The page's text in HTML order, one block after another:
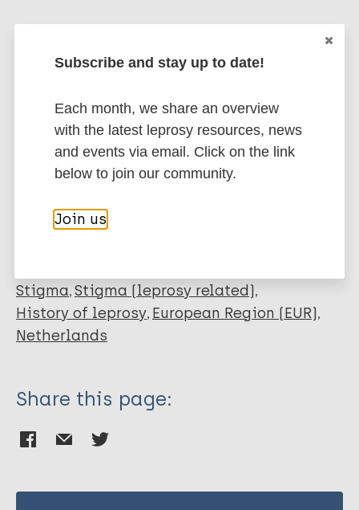
Publication
More publications on:
Leprosy (Hansen disease)
Stigma Stigma (leprosy related)
History of leprosy European Region (EUR)
Netherlands
Share this page:
Subscribe and stay up to date!
Each month, we share an overview
with the latest leprosy resources, news
and events via email. Click on the link
below to join our community.
Join us